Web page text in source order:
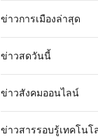
ข่าวการเมืองล่าสุด
ข่าวสดวันนี้
ข่าวสังคมออนไลน์
ข่าวสารรอบรู้เทคโนโ